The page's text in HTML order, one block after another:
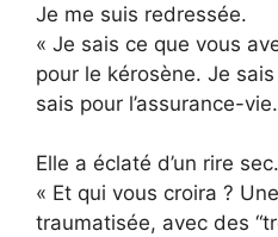
Je me suis redressée.
« Je sais ce que vous
pour le kérosène. Je
sais pour l’assurance-
Elle a éclaté d’un rire sec.
« Et qui vous croira ?
traumatisée, avec des